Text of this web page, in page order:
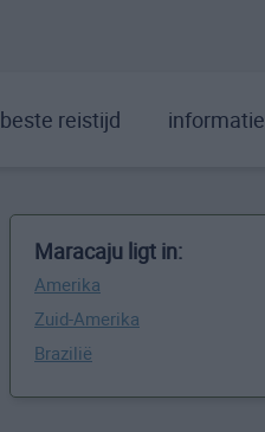
beste reistijd informatie
Maracaju ligt in:
Amerika
Zuid-Amerika
Brazilië